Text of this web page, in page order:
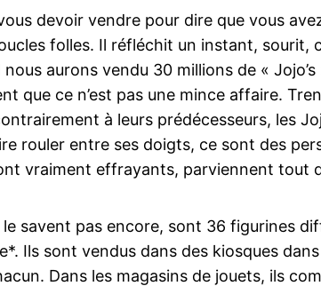
devoir vendre pour dire que vous
folles. Il réfléchit un instant, sourit,
aurons vendu 30 millions de «
que ce n’est pas une mince affaire.
à leurs prédécesseurs, les
rouler entre ses doigts, ce sont des
vraiment effrayants, parviennent tout
le savent pas encore, sont 36 figurines
Ils sont vendus dans des kiosques
Dans les magasins de jouets, ils